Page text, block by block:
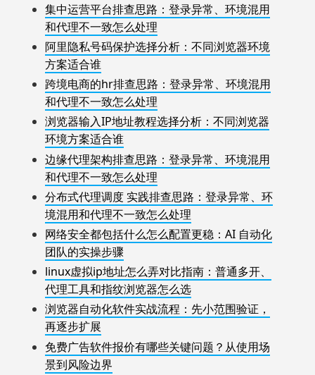
集中运营平台排查思路：登录异常、环境混用
和代理不一致怎么处理
阿里隐私号码保护选择分析：不同浏览器环境
方案适合谁
跨境电商的hr排查思路：登录异常、环境混用
和代理不一致怎么处理
浏览器输入IP地址教程选择分析：不同浏览器
环境方案适合谁
边缘代理架构排查思路：登录异常、环境混用
和代理不一致怎么处理
分布式代理调度 实践排查思路：登录异常、环
境混用和代理不一致怎么处理
网络安全都包括什么怎么配置更稳：AI 自动化
团队的实操步骤
linux虚拟ip地址怎么弄对比指南：普通多开、
代理工具和指纹浏览器怎么选
浏览器自动化软件实战流程：先小范围验证，
再逐步扩展
免费广告软件报价有哪些关键问题？从使用场
景到风险边界